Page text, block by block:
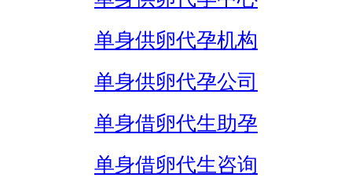
单身供卵代孕机构
单身供卵代孕公司
单身借卵代生助孕
单身借卵代生咨询